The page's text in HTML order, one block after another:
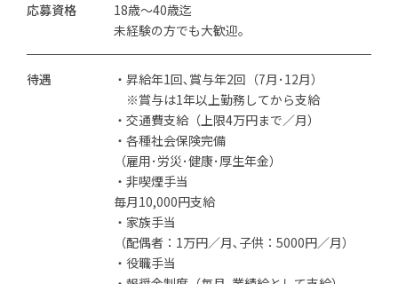
応募資格
18歳～40歳迄
未経験の方でも大歓迎。
待遇
・昇給年1回､賞与年2回（7月･12月）
※賞与は1年以上勤務してから支給
・交通費支給（上限4万円まで／月）
・各種社会保険完備
（雇用･労災･健康･厚生年金）
・非喫煙手当
毎月10,000円支給
・家族手当
（配偶者：1万円／月､子供：5000円／月）
・役職手当